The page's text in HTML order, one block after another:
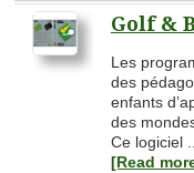
Golf &
Les
des
enfants
des
Ce logiciel ...
[Read